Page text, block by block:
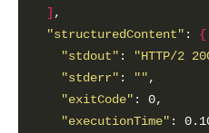
]
"structuredContent" : {
"stdout" :
"HTTP/2
"stderr" : ""
"exitCode"
"executionTime"